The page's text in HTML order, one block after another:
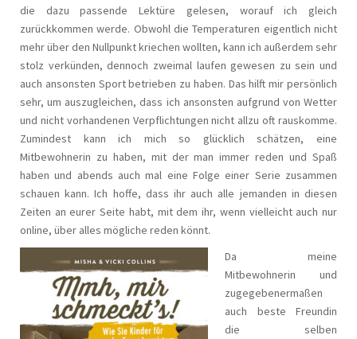
die dazu passende Lektüre gelesen, worauf ich gleich
zurückkommen werde. Obwohl die Temperaturen eigentlich nicht
mehr über den Nullpunkt kriechen wollten, kann ich außerdem sehr
stolz verkünden, dennoch zweimal laufen gewesen zu sein und
auch ansonsten Sport betrieben zu haben. Das hilft mir persönlich
sehr, um auszugleichen, dass ich ansonsten aufgrund von Wetter
und nicht vorhandenen Verpflichtungen nicht allzu oft rauskomme.
Zumindest kann ich mich so glücklich schätzen, eine
Mitbewohnerin zu haben, mit der man immer reden und Spaß
haben und abends auch mal eine Folge einer Serie zusammen
schauen kann. Ich hoffe, dass ihr auch alle jemanden in diesen
Zeiten an eurer Seite habt, mit dem ihr, wenn vielleicht auch nur
online, über alles mögliche reden könnt.
Da meine
Mitbewohnerin und
zugegebenermaßen
auch beste Freundin
die selben